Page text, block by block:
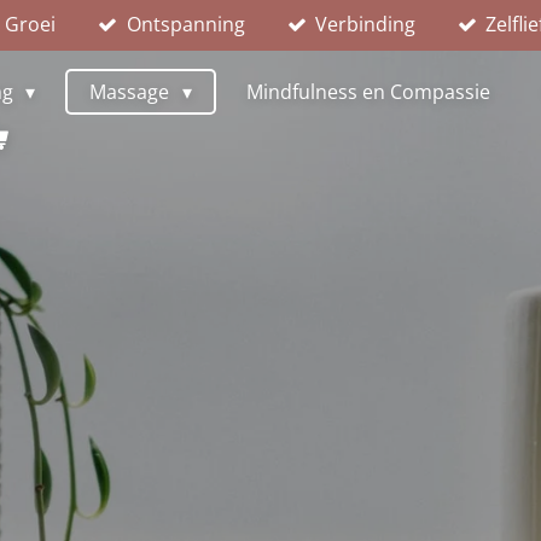
Groei Ontspanning Verbinding
Massage Mindfulness en Compassie